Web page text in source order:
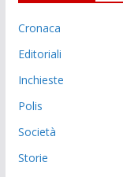
Cronaca
Editoriali
Inchieste
Polis
Società
Storie